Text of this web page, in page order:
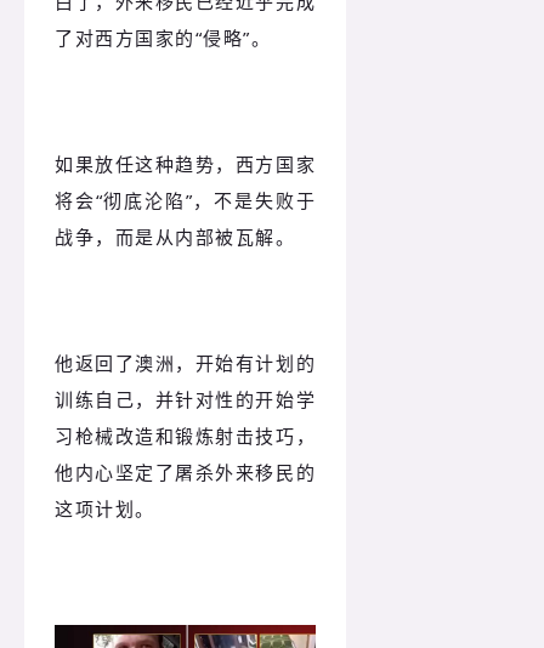
了对西方国家的“侵略”。
如果放任这种趋势，西方国家
将会“彻底沦陷”，不是失败于
战争，而是从内部被瓦解。
他返回了澳洲，开始有计划的
训练自己，并针对性的开始学
习枪械改造和锻炼射击技巧，
他内心坚定了屠杀外来移民的
这项计划。